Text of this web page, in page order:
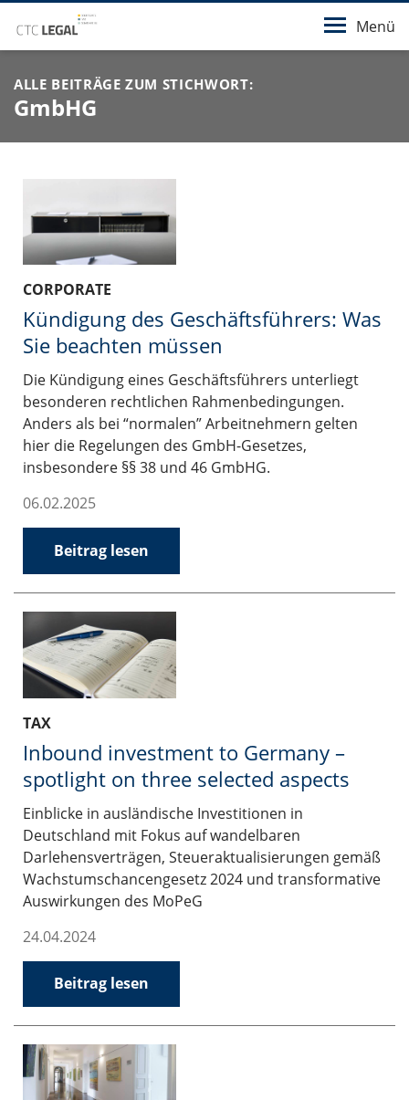
Menü
ALLE BEITRÄGE ZUM STICHWORT:
GmbHG
CORPORATE
Kündigung des Geschäftsführers: Was
Sie beachten müssen
Die Kündigung eines Geschäftsführers unterliegt
besonderen rechtlichen Rahmenbedingungen.
Anders als bei “normalen” Arbeitnehmern gelten
hier die Regelungen des GmbH-Gesetzes,
insbesondere §§ 38 und 46 GmbHG.
06.02.2025
Beitrag lesen
TAX
Inbound investment to Germany –
spotlight on three selected aspects
Einblicke in ausländische Investitionen in
Deutschland mit Fokus auf wandelbaren
Darlehensverträgen, Steueraktualisierungen gemäß
Wachstumschancengesetz 2024 und transformative
Auswirkungen des MoPeG
24.04.2024
Beitrag lesen